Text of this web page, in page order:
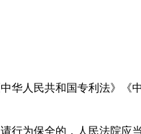
人民共和国专利法》《
为保全的，人民法院应当